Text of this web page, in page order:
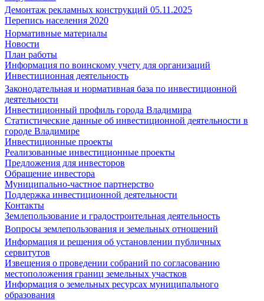
Демонтаж рекламных конструкций 05.11.2025
Перепись населения 2020
Нормативные материалы
Новости
План работы
Информация по воинскому учету для организаций
Инвестиционная деятельность
Законодательная и нормативная база по инвестиционной
деятельности
Инвестиционный профиль города Владимира
Статистические данные об инвестиционной деятельности в
городе Владимире
Инвестиционные проекты
Реализованные инвестиционные проекты
Предложения для инвесторов
Обращение инвестора
Муниципально-частное партнерство
Поддержка инвестиционной деятельности
Контакты
Землепользование и градостроительная деятельность
Вопросы землепользования и земельных отношений
Информация и решения об установлении публичных
сервитутов
Извещения о проведении собраний по согласованию
местоположения границ земельных участков
Информация о земельных ресурсах муниципального
образования